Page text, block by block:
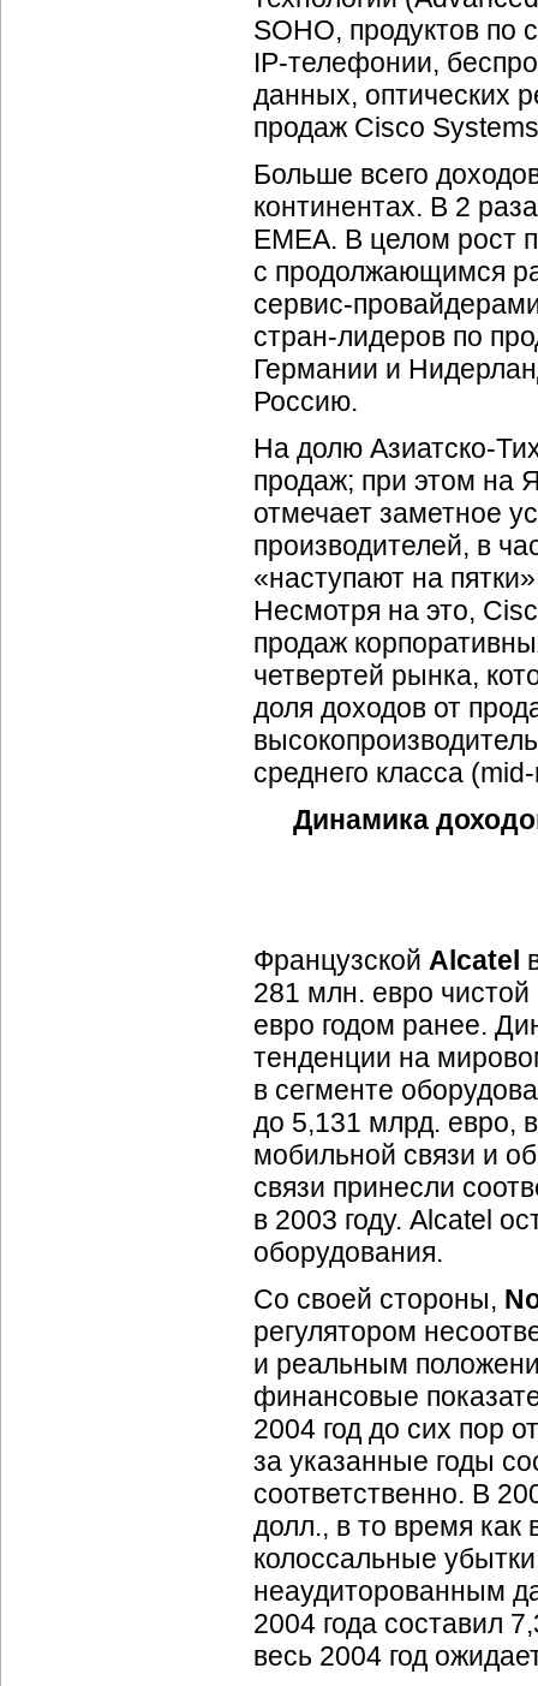
SOHO, продуктов по
IP-телефонии,
данных, оптических
продаж Cisco
Больше всего
континентах. В 2
EMEA. В целом рост
с продолжающимся
сервис-
стран-лидеров по
Германии и
Россию.
На долю Азиатско-
продаж; при этом на
отмечает заметное
производителей, в
«наступают на
Несмотря на это,
продаж
четвертей рынка,
доля доходов от
среднего класса
Динамика
Французской Alcatel
281 млн. евро
евро годом ранее.
тенденции на
в сегменте
до 5,131 млрд. евро,
мобильной связи и
связи принесли
в 2003 году. Alcatel
оборудования.
Со своей стороны,
регулятором
и реальным
финансовые
2004 год до сих пор
за указанные годы
соответственно. В
долл., в то время как
колоссальные
неаудиторованным
2004 года составил
весь 2004 год